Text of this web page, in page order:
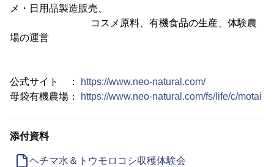
メ・日用品製造販売、
コスメ原料、有機食品の生産、体験農
場の運営
公式サイト ：
https://www.neo-natural.com/
母袋有機農場：
https://www.neo-natural.com/fs/life/c/motai
添付資料
ヘチマ水＆トウモロコシ収穫体験会